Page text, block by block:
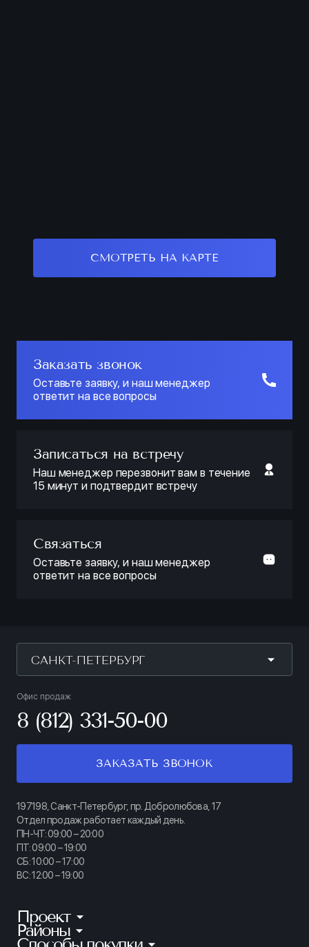
СМОТРЕТЬ НА КАРТЕ
Заказать звонок
Оставьте заявку, и наш менеджер
ответит на все вопросы
Записаться на встречу
Наш менеджер перезвонит вам в течение
15 минут и подтвердит встречу
Связаться
Оставьте заявку, и наш менеджер
ответит на все вопросы
САНКТ-ПЕТЕРБУРГ
Офис продаж
8 (812) 331-50-00
ЗАКАЗАТЬ ЗВОНОК
197198, Санкт-Петербург, пр. Добролюбова, 17
Отдел продаж работает каждый день.
ПН-ЧТ: 09:00 – 20:00
ПТ: 09:00 – 19:00
СБ: 10:00 – 17:00
ВС: 12:00 – 19:00
Проект
КИНОПАРК
Районы
Калининский